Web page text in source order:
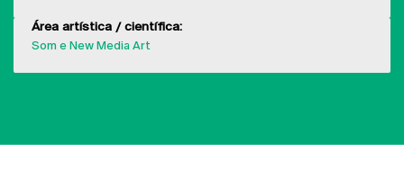
Área artística / científica:
Som e New Media Art